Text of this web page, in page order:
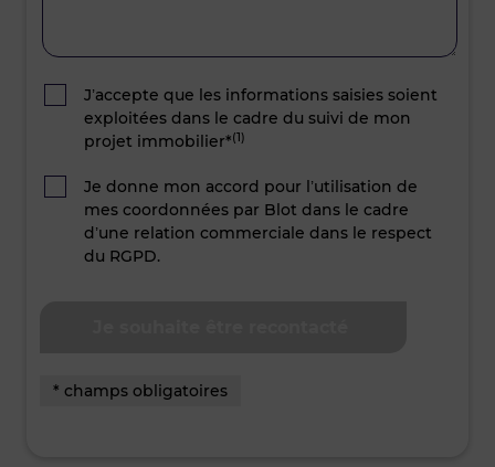
J’accepte que les informations saisies soient
exploitées dans le cadre du suivi de mon
projet immobilier*(1)
Je donne mon accord pour l’utilisation de
mes coordonnées par Blot dans le cadre
d’une relation commerciale dans le respect
du RGPD.
* champs obligatoires